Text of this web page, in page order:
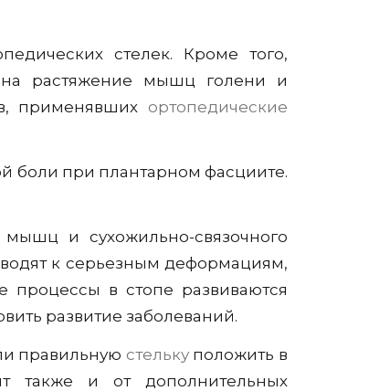
стелек. Кроме того,
на растяжение мышц голени и
применявших ортопедические
боли при плантарном фасциите.
и сухожильно-связочного
к серьезным деформациям,
процессы в стопе развиваются
развитие заболеваний.
правильную стелькуположить в
также и от дополнительных